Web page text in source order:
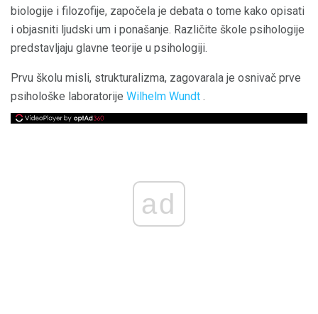
biologije i filozofije, započela je debata o tome kako opisati
i objasniti ljudski um i ponašanje. Različite škole psihologije
predstavljaju glavne teorije u psihologiji.
Prvu školu misli, strukturalizma, zagovarala je osnivač prve
psihološke laboratorije Wilhelm Wundt .
ad